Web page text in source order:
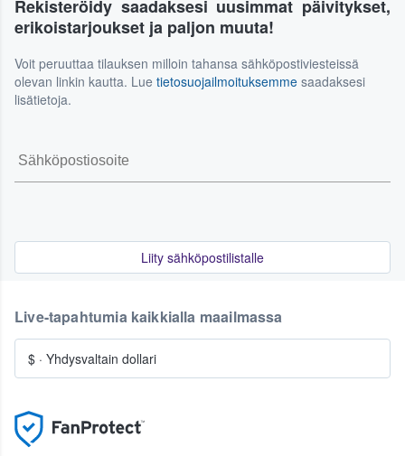
usein mahdollisuus myydä lippusi uudelleen eteenpäin
meidän markkinapaikallamme. Tarkista täydelliset ehdot ja
Rekisteröidy saadaksesi uusimmat päivitykset,
erikoistarjoukset ja paljon muuta!
Voit peruuttaa tilauksen milloin tahansa sähköpostiviesteissä
olevan linkin kautta. Lue tietosuojailmoituksemme saadaksesi
lisätietoja.
Liity sähköpostilistalle
Live-tapahtumia kaikkialla maailmassa
$ · Yhdysvaltain dollari